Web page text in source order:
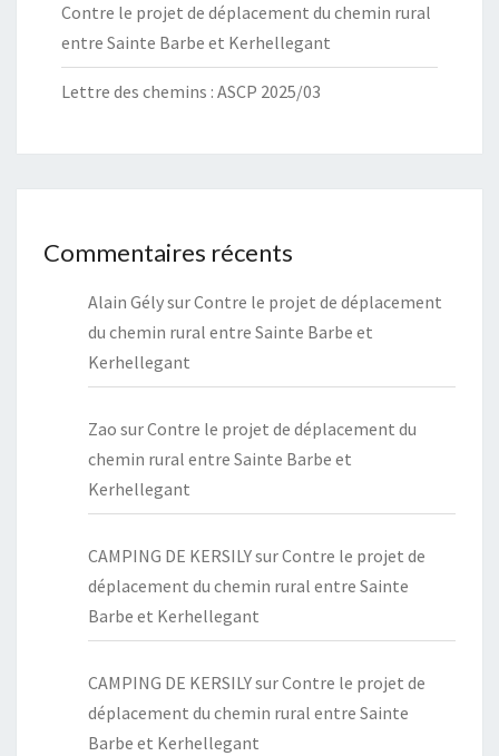
Contre le projet de déplacement du chemin rural
entre Sainte Barbe et Kerhellegant
Lettre des chemins : ASCP 2025/03
Commentaires récents
Alain GélysurContre le projet de déplacement
du chemin rural entre Sainte Barbe et
Kerhellegant
Zao surContre le projet de déplacement du
chemin rural entre Sainte Barbe et
Kerhellegant
CAMPING DE KERSILYsurContre le projet de
déplacement du chemin rural entre Sainte
Barbe et Kerhellegant
CAMPING DE KERSILYsurContre le projet de
déplacement du chemin rural entre Sainte
Barbe et Kerhellegant